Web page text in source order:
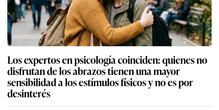
Los expertos en psicología coinciden: quienes no
disfrutan de los abrazos tienen una mayor
sensibilidad a los estímulos físicos y no es por
desinterés